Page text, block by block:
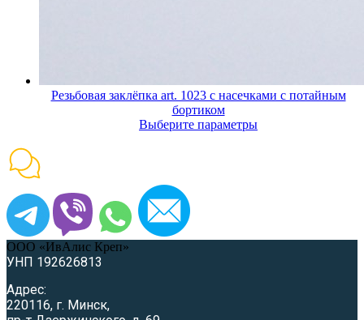
Резьбовая заклёпка art. 1023 с насечками с потайным
бортиком
Выберите параметры
ООО «ИвАлис Креп»
УНП 192626813
Адрес:
220116, г. Минск,